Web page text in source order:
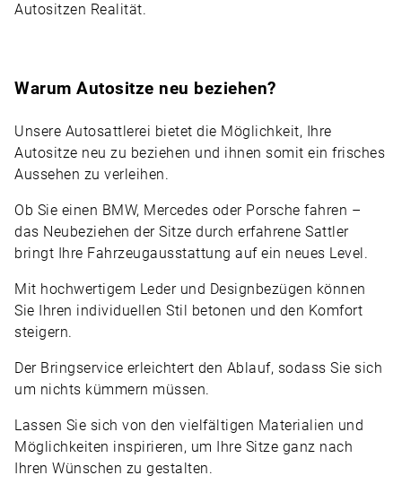
Autositzen Realität.
Warum Autositze neu beziehen?
Unsere Autosattlerei bietet die Möglichkeit, Ihre
Autositze neu zu beziehen und ihnen somit ein frisches
Aussehen zu verleihen.
Ob Sie einen BMW, Mercedes oder Porsche fahren –
das Neubeziehen der Sitze durch erfahrene Sattler
bringt Ihre Fahrzeugausstattung auf ein neues Level.
Mit hochwertigem Leder und Designbezügen können
Sie Ihren individuellen Stil betonen und den Komfort
steigern.
Der Bringservice erleichtert den Ablauf, sodass Sie sich
um nichts kümmern müssen.
Lassen Sie sich von den vielfältigen Materialien und
Möglichkeiten inspirieren, um Ihre Sitze ganz nach
Ihren Wünschen zu gestalten.